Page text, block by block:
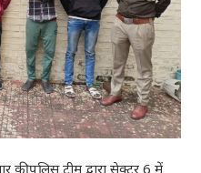
पुलिस टीम द्वारा सेक्टर 6 में